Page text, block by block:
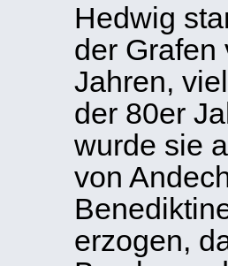
Hedwig
der Grafen
Jahren,
der 80er
wurde sie
von
erzogen,